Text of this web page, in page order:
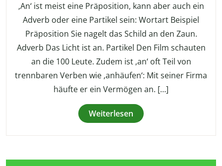
‚An‘ ist meist eine Präposition, kann aber auch ein
Adverb oder eine Partikel sein: Wortart Beispiel
Präposition Sie nagelt das Schild an den Zaun.
Adverb Das Licht ist an. Partikel Den Film schauten
an die 100 Leute. Zudem ist ‚an‘ oft Teil von
trennbaren Verben wie ‚anhäufen‘: Mit seiner Firma
häufte er ein Vermögen an. […]
Weiterlesen